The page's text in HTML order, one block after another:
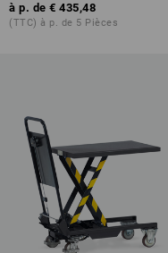
à p. de € 435,48
(TTC) à p. de 5 Pièces